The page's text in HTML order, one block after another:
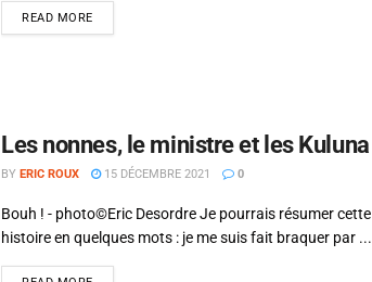
READ MORE
Les nonnes, le ministre et les Kuluna
BY ERIC ROUX 15 DÉCEMBRE 2021 0
Bouh ! - photo©Eric Desordre Je pourrais résumer cette
histoire en quelques mots : je me suis fait braquer par ...